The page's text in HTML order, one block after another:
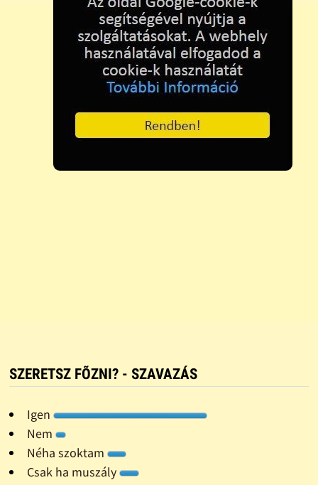
SZERETSZ FÕZNI? - SZAVAZÁS
Igen
Nem
Néha szoktam
Csak ha muszály